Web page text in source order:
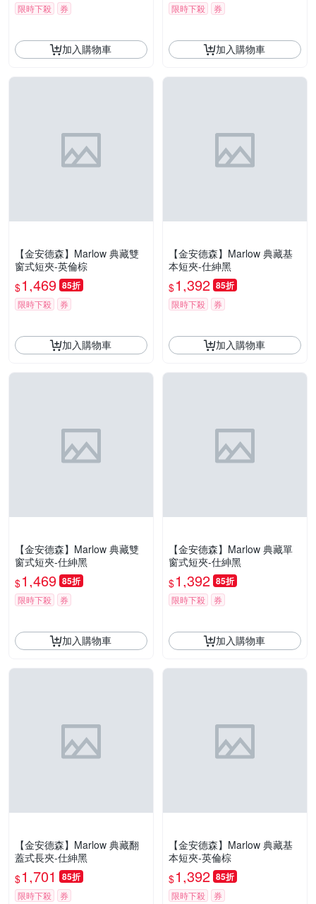
限時下殺 券
加入購物車
限時下殺 券
加入購物車
【金安德森】Marlow 典藏雙
窗式短夾-英倫棕
$1,469 85折
限時下殺 券
加入購物車
【金安德森】Marlow 典藏基
本短夾-仕紳黑
$1,392 85折
限時下殺 券
加入購物車
【金安德森】Marlow 典藏雙
窗式短夾-仕紳黑
$1,469 85折
限時下殺 券
加入購物車
【金安德森】Marlow 典藏單
窗式短夾-仕紳黑
$1,392 85折
限時下殺 券
加入購物車
【金安德森】Marlow 典藏翻
蓋式長夾-仕紳黑
$1,701 85折
限時下殺 券
【金安德森】Marlow 典藏基
本短夾-英倫棕
$1,392 85折
限時下殺 券